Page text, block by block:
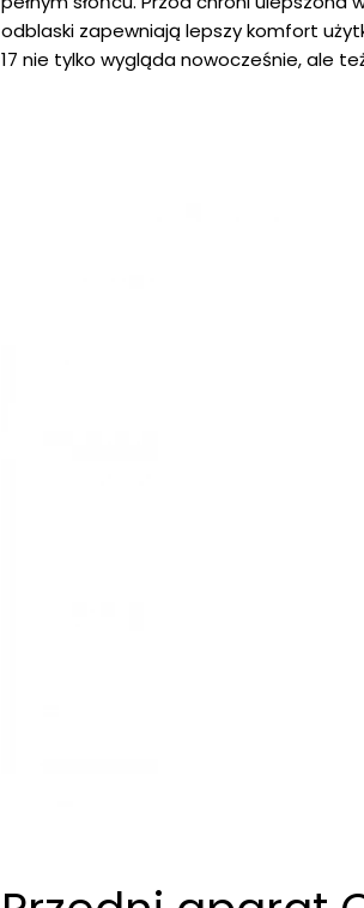
odblaski zapewniają lepszy komfort
17 nie tylko wygląda nowocześnie, ale